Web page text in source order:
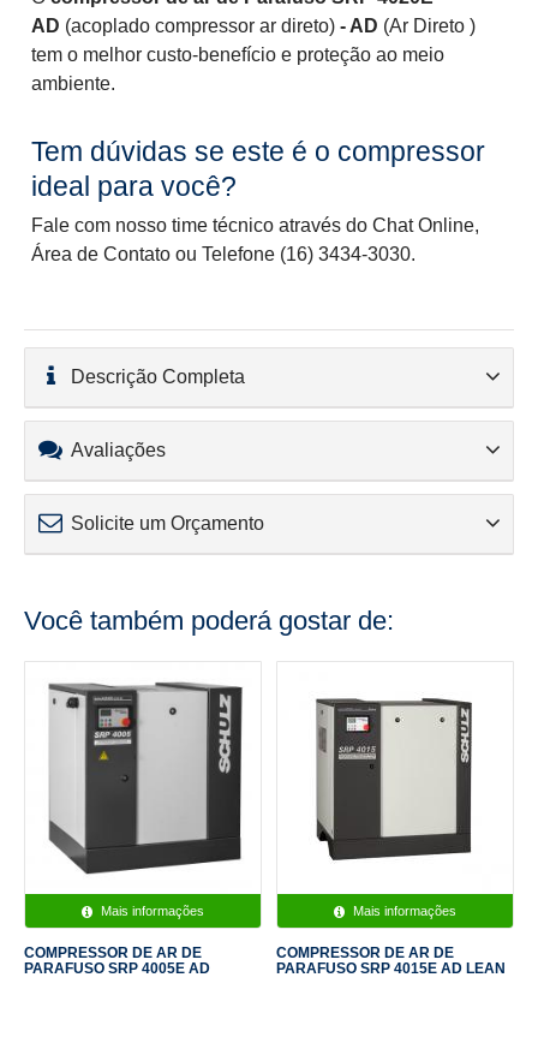
AD (acoplado compressor ar direto) - AD (Ar Direto )
tem o melhor custo-benefício e proteção ao meio
ambiente.
Tem dúvidas se este é o compressor
ideal para você?
Fale com nosso time técnico através do Chat Online,
Área de Contato ou Telefone (16) 3434-3030.
Descrição Completa
Avaliações
Solicite um Orçamento
Você também poderá gostar de:
Mais informações
COMPRESSOR DE AR DE
PARAFUSO SRP 4005E AD
Mais informações
COMPRESSOR DE AR DE
PARAFUSO SRP 4015E AD LEAN